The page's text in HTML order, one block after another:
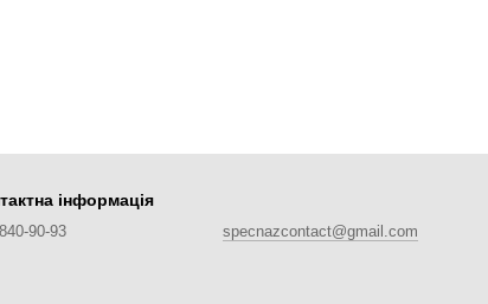
інформація
90-93 specnazcontact@gmail.com